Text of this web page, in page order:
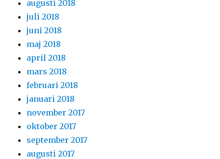
augusti 2018
juli 2018
juni 2018
maj 2018
april 2018
mars 2018
februari 2018
januari 2018
november 2017
oktober 2017
september 2017
augusti 2017